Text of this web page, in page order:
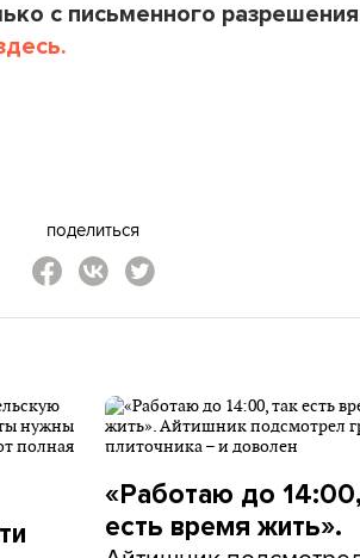
с письменного разрешения
поделиться
«Работаю до
есть время жить».